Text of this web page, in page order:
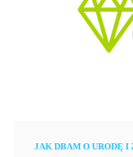
JAK DBAM O URODĘ I